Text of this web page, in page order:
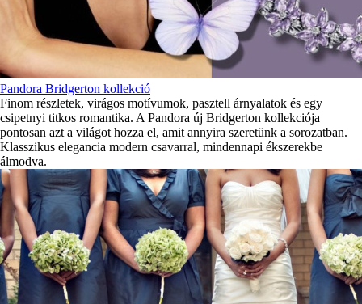
Pandora Bridgerton kollekció
Finom részletek, virágos motívumok, pasztell árnyalatok és egy
csipetnyi titkos romantika. A Pandora új Bridgerton kollekciója
pontosan azt a világot hozza el, amit annyira szeretünk a sorozatban.
Klasszikus elegancia modern csavarral, mindennapi ékszerekbe
álmodva.